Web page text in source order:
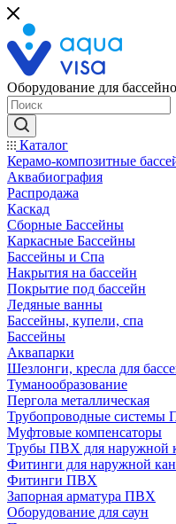
Оборудование для
Каталог
Керамо-композитные
Аквабиография
Распродажа
Каскад
Сборные Бассейны
Каркасные Бассейны
Бассейны и Спа
Накрытия на бассейн
Покрытие под бассейн
Ледяные ванны
Бассейны, купели, спа
Бассейны
Аквапарки
Шезлонги, кресла для
Туманообразование
Пергола металлическая
Трубопроводные системы
Муфтовые компенсаторы
Трубы ПВХ для наружной
Фитинги для наружной
Фитинги ПВХ
Запорная арматура ПВХ
Оборудование для саун